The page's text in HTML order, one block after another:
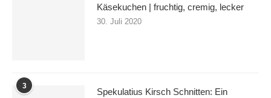
Käsekuchen | fruchtig, cremig, lecker
30. Juli 2020
3
Spekulatius Kirsch Schnitten: Ein